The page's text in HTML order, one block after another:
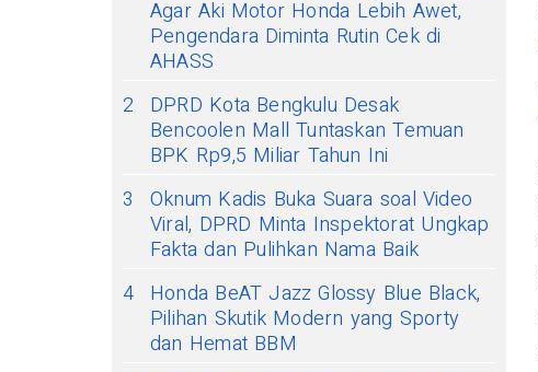
Agar Aki Motor Honda Lebih Awet,
Pengendara Diminta Rutin Cek di
AHASS
2
DPRD Kota Bengkulu Desak
Bencoolen Mall Tuntaskan Temuan
BPK Rp9,5 Miliar Tahun Ini
3
Oknum Kadis Buka Suara soal Video
Viral, DPRD Minta Inspektorat Ungkap
Fakta dan Pulihkan Nama Baik
4 Honda BeAT Jazz Glossy Blue Black,
Pilihan Skutik Modern yang Sporty
dan Hemat BBM